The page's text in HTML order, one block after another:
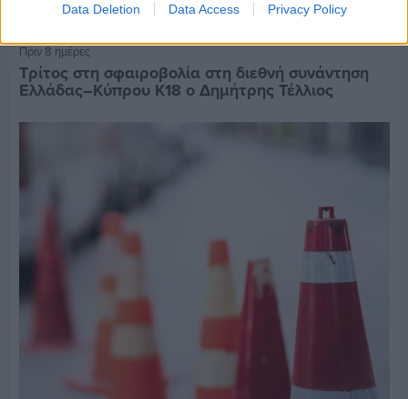
Data Deletion Data Access Privacy Policy
Πριν 8 ημέρες
Τρίτος στη σφαιροβολία στη διεθνή συνάντηση
Ελλάδας–Κύπρου Κ18 ο Δημήτρης Τέλλιος